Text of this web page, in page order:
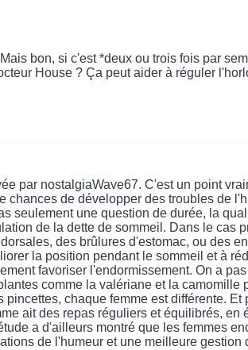
bon, si c'est *deux ou trois fois par
House ? Ça peut aider à réguler
par nostalgiaWave67. C'est un point
de développer des troubles de
seulement une question de durée, la
de la dette de sommeil. Dans le cas
des brûlures d'estomac, ou des
la position pendant le sommeil et à
favoriser l'endormissement. On a
comme la valériane et la camomille
chaque femme est différente.
ait des repas réguliers et équilibrés, en
a d'ailleurs montré que les femmes
de l'humeur et une meilleure gestion